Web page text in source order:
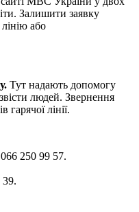
Залишити заявку
або
Тут надають допомогу
людей. Звернення
лінії.
250 99 57.
39.